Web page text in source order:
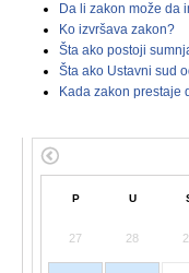
Da li zakon može da
Ko izvršava zakon?
Šta ako postoji
Šta ako Ustavni sud
Kada zakon prestaje
P U
27 28